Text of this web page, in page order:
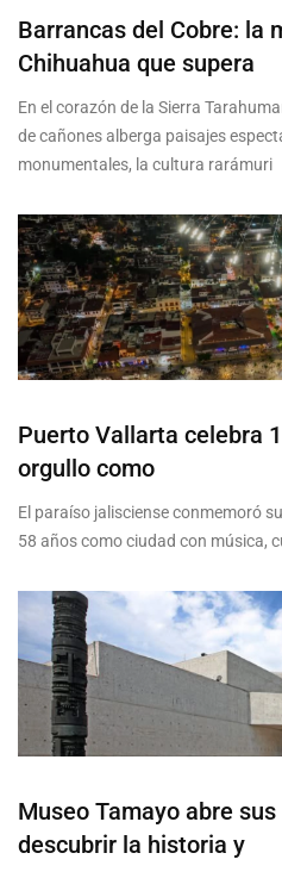
Barrancas del Cobre: la
Chihuahua que supera
En el corazón de la Sierra
de cañones alberga paisajes
monumentales, la cultura rarámuri
Puerto Vallarta celebra
orgullo como
El paraíso jalisciense conmemoró
58 años como ciudad con música,
Museo Tamayo abre
descubrir la historia y